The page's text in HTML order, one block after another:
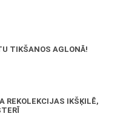
TIKŠANOS AGLONĀ!
REKOLEKCIJAS IKŠĶILĒ,